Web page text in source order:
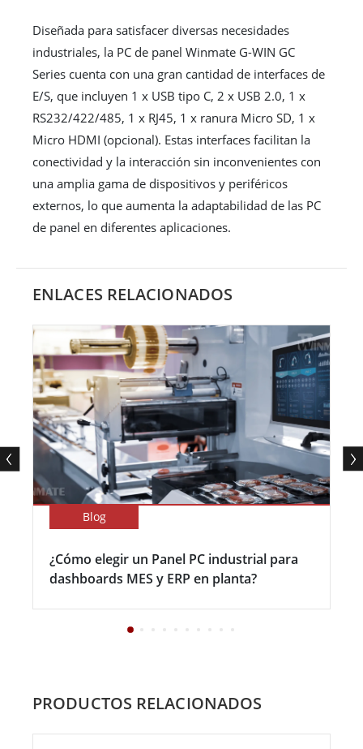
Diseñada para satisfacer diversas necesidades
industriales, la PC de panel Winmate G-WIN GC
Series cuenta con una gran cantidad de interfaces de
E/S, que incluyen 1 x USB tipo C, 2 x USB 2.0, 1 x
RS232/422/485, 1 x RJ45, 1 x ranura Micro SD, 1 x
Micro HDMI (opcional). Estas interfaces facilitan la
conectividad y la interacción sin inconvenientes con
una amplia gama de dispositivos y periféricos
externos, lo que aumenta la adaptabilidad de las PC
de panel en diferentes aplicaciones.
ENLACES RELACIONADOS
Blog
¿Cómo elegir un Panel PC industrial para
dashboards MES y ERP en planta?
PRODUCTOS RELACIONADOS